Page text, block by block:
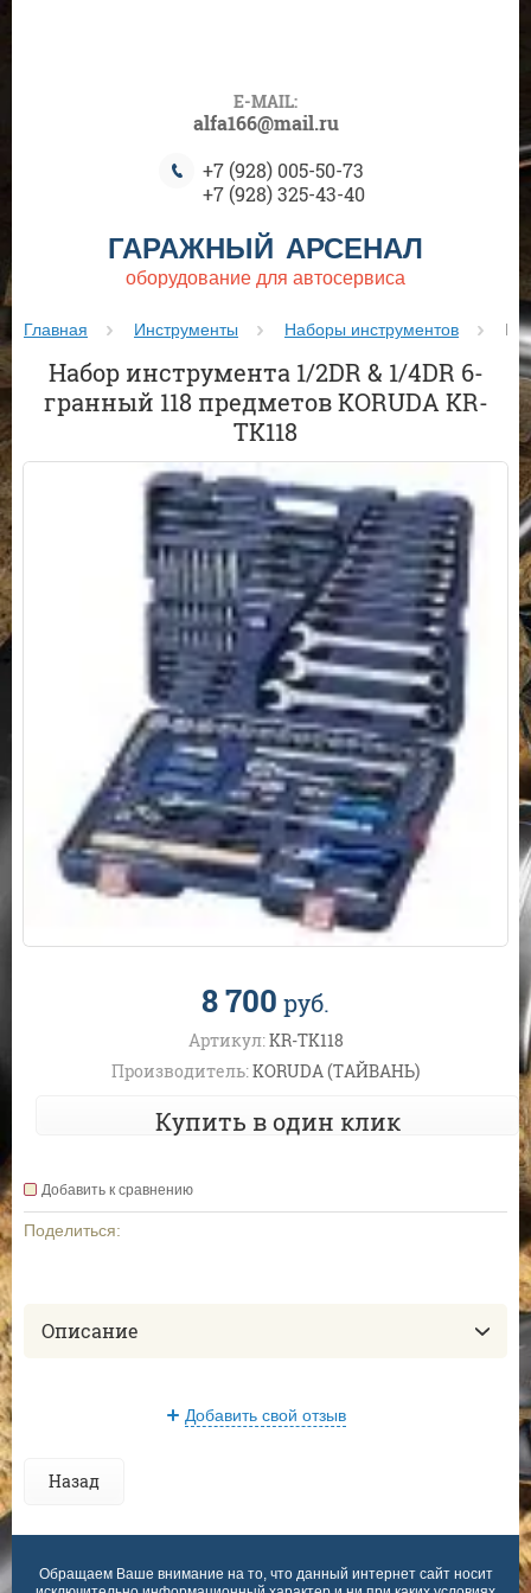
E-MAIL:
alfa166@mail.ru
+7 (928) 005-50-73
+7 (928) 325-43-40
ГАРАЖНЫЙ АРСЕНАЛ
оборудование для автосервиса
Главная Инструменты Наборы инструментов
Набор инструмента 1/2DR & 1/4DR 6-
гранный 118 предметов KORUDA KR-
TK118
8 700 руб.
Артикул:KR-TK118
Производитель:KORUDA (ТАЙВАНЬ)
Купить в один клик
Добавить к сравнению
Поделиться:
Описание
Добавить свой отзыв
Назад
Обращаем Ваше внимание на то, что данный интернет сайт носит